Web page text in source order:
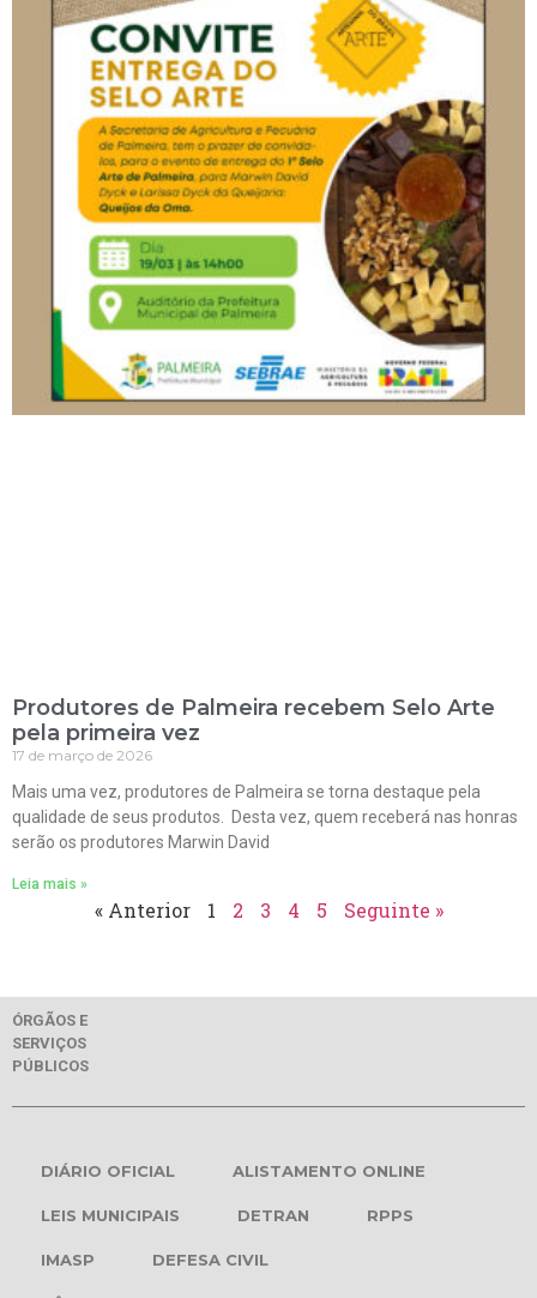
Produtores de Palmeira recebem Selo Arte
pela primeira vez
17 de março de 2026
Mais uma vez, produtores de Palmeira se torna destaque pela
qualidade de seus produtos. Desta vez, quem receberá nas honras
serão os produtores Marwin David
Leia mais »
« Anterior 1 2 3 4 5 Seguinte »
ÓRGÃOS E
SERVIÇOS
PÚBLICOS
DIÁRIO OFICIAL ALISTAMENTO ONLINE
LEIS MUNICIPAIS DETRAN RPPS
IMASP DEFESA CIVIL